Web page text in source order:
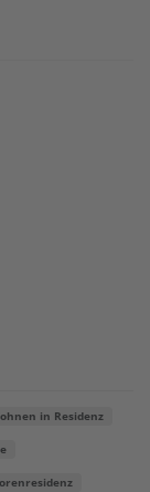
in Residenz